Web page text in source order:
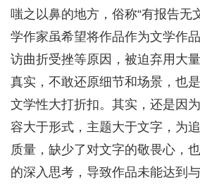
嗤之以鼻的地方，俗称“有报告无
学作家虽希望将作品作为文学作
访曲折受挫等原因，被迫弃用大
真实，不敢还原细节和场景，也
文学性大打折扣。其实，还是因
容大于形式，主题大于文字，为
质量，缺少了对文字的敬畏心，
的深入思考，导致作品未能达到